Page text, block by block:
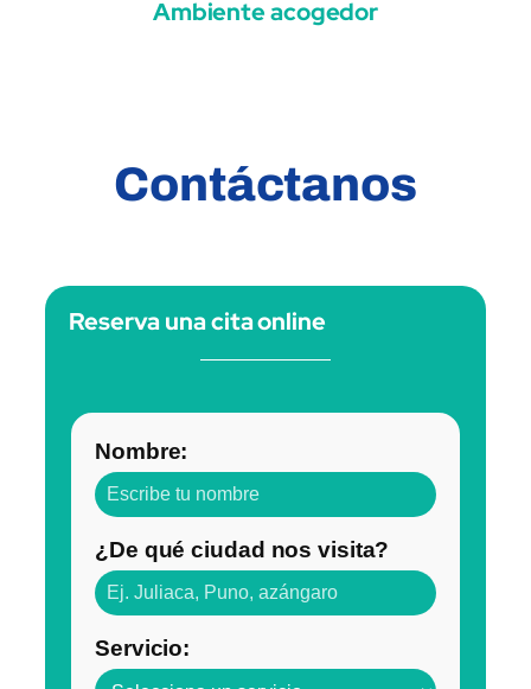
Ambiente acogedor
Contáctanos
Reserva una cita online
Nombre:
¿De qué ciudad nos visita?
Servicio: